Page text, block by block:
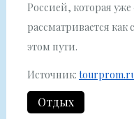
Россией, которая
рассматривается
этом пути.
Источник:
Отдых